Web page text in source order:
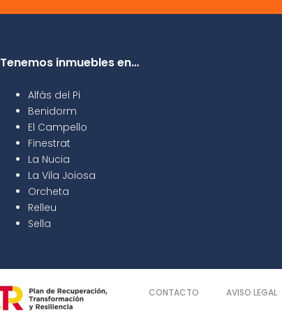
Tenemos inmuebles en…
Alfás del Pi
Benidorm
El Campello
Finestrat
La Nucia
La Vila Joiosa
Orcheta
Relleu
Sella
CONTACTO AVISO LEGAL